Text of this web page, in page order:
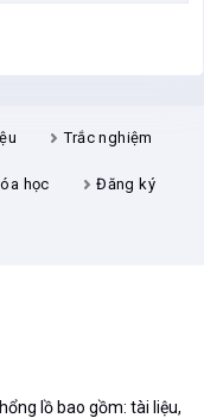
Trắc nghiệm
học Đăng ký
lồ bao gồm: tài liệu,